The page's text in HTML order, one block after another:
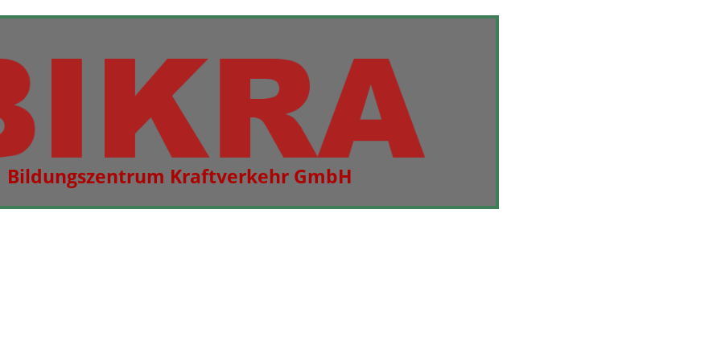
Bildungszentrum Kraftverkehr GmbH